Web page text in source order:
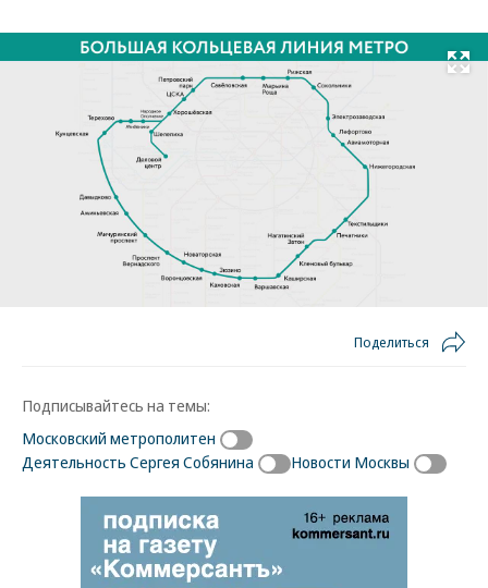
Развернуть
Поделиться
Подписывайтесь на темы:
Московский метрополитен
Деятельность Сергея Собянина
Новости Москвы
Запад назвал дату капитуляции
Украины